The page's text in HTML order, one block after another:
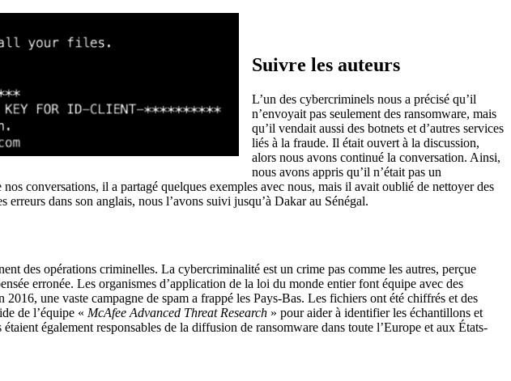
Suivre les auteurs
L’un des cybercriminels nous a précisé qu’il
n’envoyait pas seulement des ransomware, mais
qu’il vendait aussi des botnets et d’autres services
liés à la fraude. Il était ouvert à la discussion,
alors nous avons continué la conversation. Ainsi,
nous avons appris qu’il n’était pas un
conversations, il a partagé quelques exemples avec nous, mais il avait oublié de nettoyer des
dans son anglais, nous l’avons suivi jusqu’à Dakar au Sénégal.
des opérations criminelles. La cybercriminalité est un crime pas comme les autres, perçue
erronée. Les organismes d’application de la loi du monde entier font équipe avec des
une vaste campagne de spam a frappé les Pays-Bas. Les fichiers ont été chiffrés et des
de l’équipe « McAfee Advanced Threat Research » pour aider à identifier les échantillons et
également responsables de la diffusion de ransomware dans toute l’Europe et aux États-